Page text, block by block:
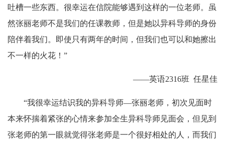
吐槽一些东西。很幸运在信院能够遇到这样的一位老师。虽
然张丽老师不是我们的任课教师，但是她以异科导师的身份
陪伴着我们。即使只有两年的时间，但我们也可以和她擦出
不一样的火花！”
——英语2316班 任星佳
“我很幸运结识我的异科导师—张丽老师，初次见面时
本来怀揣着紧张的心情来参加全生异科导师见面会，但见到
张老师的第一眼就觉得张老师是一个很好相处的人，而我们